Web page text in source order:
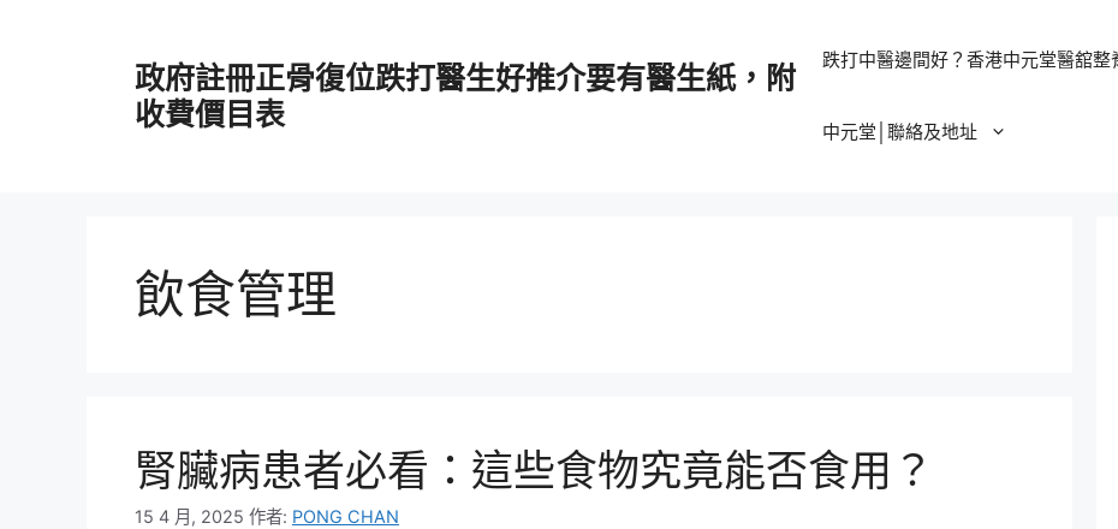
政府註冊正骨復位跌打醫生好推介要有醫生紙，附
收費價目表
跌打中醫邊間好？香港中元堂醫舘
中元堂│聯絡及地址
飲食管理
腎臟病患者必看：這些食物究竟能否食用？
15 4 月, 2025 作者: PONG CHAN